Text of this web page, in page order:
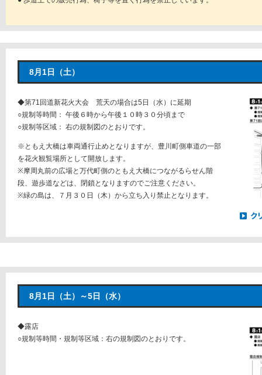
8月1日（土）
◆第71回道新花火大会 荒天の場合は5日（水）に延期
○規制等時間： 午後６時から午後１０時３０分頃まで
○規制等区域： 右の規制図のとおりです。
※ともえ大橋は車両通行止めとなりますが、豊川町側車道の一部
を花火観覧場所として開放します。
※摩周丸前の広場と万代町側のともえ大橋につながるらせん階
段、遊歩道などは、閉鎖となりますのでご注意ください。
※緑の島は、７月３０日（木）から立ち入り禁止となります。
8月1日（土）～5日（水）
◆露店
○規制等時間・規制等区域：右の規制図のとおりです。